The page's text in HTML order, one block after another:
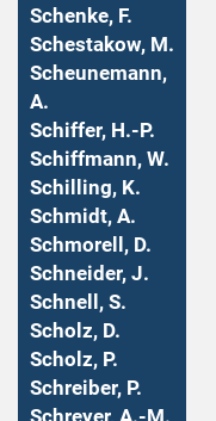
Schenke, F.
Schestakow, M.
Scheunemann,
A.
Schiffer, H.-P.
Schiffmann, W.
Schilling, K.
Schmidt, A.
Schmorell, D.
Schneider, J.
Schnell, S.
Scholz, D.
Scholz, P.
Schreiber, P.
Schreyer, A.-M.